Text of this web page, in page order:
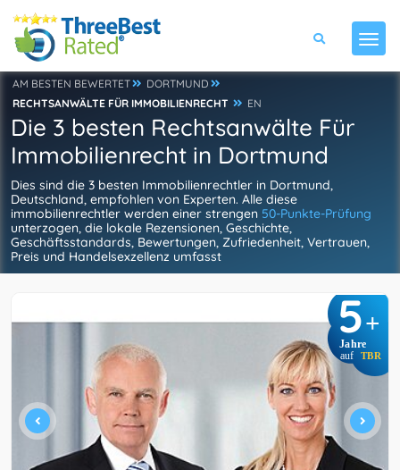
AM BESTEN BEWERTET
DORTMUND
RECHTSANWÄLTE FÜR IMMOBILIENRECHT
EN
Die 3 besten Rechtsanwälte Für
Immobilienrecht in Dortmund
Dies sind die 3 besten Immobilienrechtler in Dortmund,
Deutschland, empfohlen von Experten. Alle diese
immobilienrechtler werden einer strengen 50-Punkte-Prüfung
unterzogen, die lokale Rezensionen, Geschichte,
Geschäftsstandards, Bewertungen, Zufriedenheit, Vertrauen,
Preis und Handelsexzellenz umfasst
5+
Jahre
auf TBR